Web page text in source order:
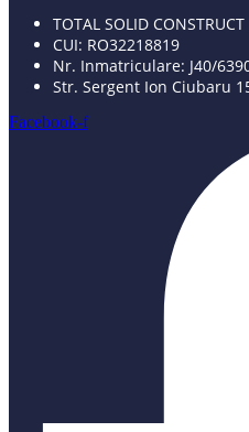
TOTAL SOLID CONSTRUCT
CUI: RO32218819
Nr. Inmatriculare: J40/
Str. Sergent Ion Ciubaru
Facebook-f